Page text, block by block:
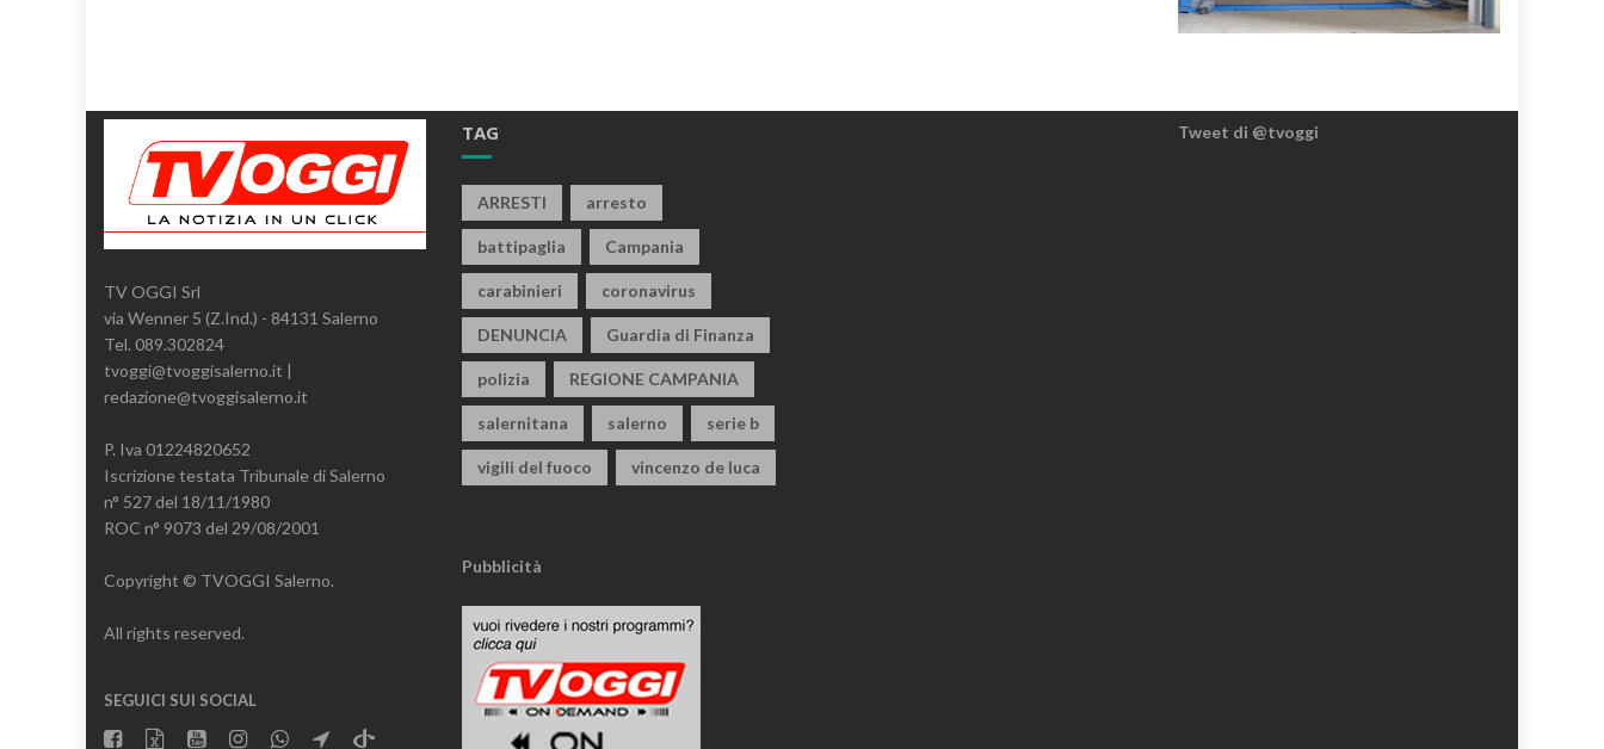
TV OGGI Srl
via Wenner 5 (Z.Ind.) - 84131 Salerno
Tel. 089.302824
tvoggi@tvoggisalerno.it |
redazione@tvoggisalerno.it
P. Iva 01224820652
Iscrizione testata Tribunale di Salerno
n° 527 del 18/11/1980
ROC n° 9073 del 29/08/2001
Copyright © TVOGGI Salerno.
All rights reserved.
SEGUICI SUI SOCIAL
TAG
ARRESTI arresto
battipaglia Campania
carabinieri coronavirus
DENUNCIA Guardia di Finanza
polizia REGIONE CAMPANIA
salernitana salerno serie b
vigili del fuoco vincenzo de luca
Pubblicità
Tweet di @tvoggi